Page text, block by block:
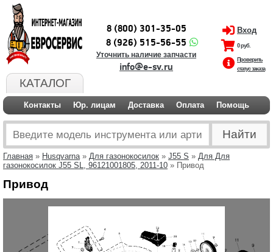
КАТАЛОГ
8 (800) 301-35-05
8 (926) 515-56-55
Уточнить наличие запчасти
info@e-sv.ru
Вход
0 руб.
Проверить
статус заказа
Контакты Юр. лицам Доставка Оплата Помощь
Главная » Husqvarna» Для газонокосилок » J55 S » Для Для
газонокосилок J55 SL, 96121001805, 2011-10 » Привод
Привод